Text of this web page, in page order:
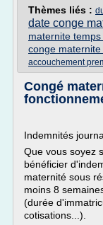
Thèmes liés :
date conge
maternite
conge
accouchement
Congé
Indemnités
Que vous soyez
bénéficier
maternité sous
moins 8
(durée
cotisations...).